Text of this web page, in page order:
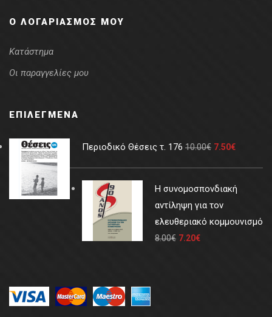
Ο ΛΟΓΑΡΙΑΣΜΌΣ ΜΟΥ
Κατάστημα
Οι παραγγελίες μου
ΕΠΙΛΕΓΜΈΝΑ
Περιοδικό Θέσεις τ. 176 10.00€ 7.50€
Η συνομοσπονδιακή
αντίληψη για τον
ελευθεριακό κομμουνισμό
8.00€ 7.20€